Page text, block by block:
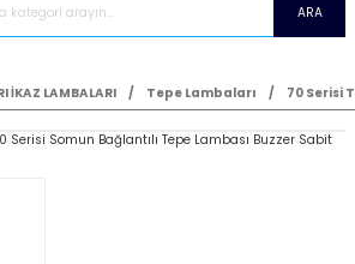
ARA
İKAZ LAMBALARI Tepe Lambaları 70 Serisi